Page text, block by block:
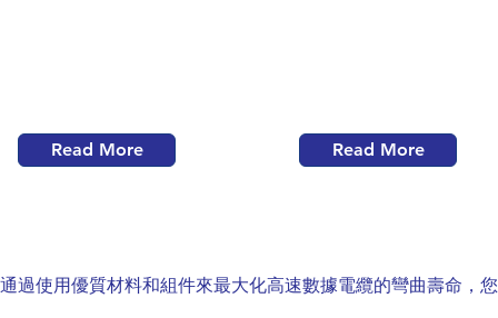
Read More Read More
通過使用優質材料和組件來最大化高速數據電纜的彎曲壽命，